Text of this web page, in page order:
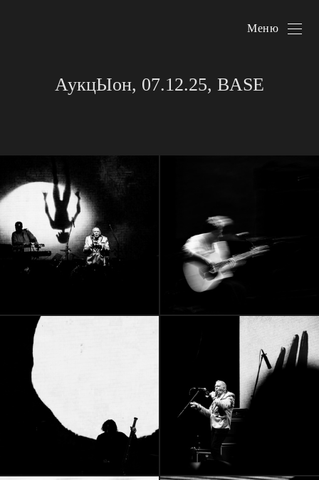
Меню
АукцЫон, 07.12.25, BASE